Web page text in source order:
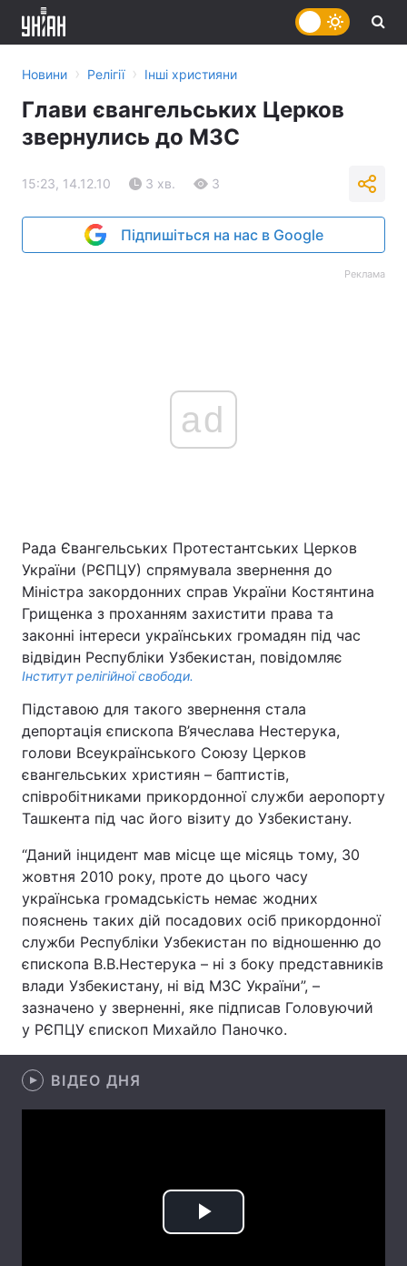
Головна Війна
Україна
Економіка Світ
Спорт Наука
Техно і зв'язок Лайт
Зброя
Новини › Релігії › Інші християни
Глави євангельських Церков
звернулись до МЗС
15:23, 14.12.10 3 хв. 3
Підпишіться на нас в Google
Реклама
ad
Рада Євангельських Протестантських Церков
України (РЄПЦУ) спрямувала звернення до
Міністра закордонних справ України Костянтина
Грищенка з проханням захистити права та
законні інтереси українських громадян під час
відвідин Республіки Узбекистан, повідомляє
Інститут релігійної свободи.
Підставою для такого звернення стала
депортація єпископа В’ячеслава Нестерука,
голови Всеукраїнського Союзу Церков
євангельських християн – баптистів,
співробітниками прикордонної служби аеропорту
Ташкента під час його візиту до Узбекистану.
“Даний інцидент мав місце ще місяць тому, 30
жовтня 2010 року, проте до цього часу
українська громадськість немає жодних
пояснень таких дій посадових осіб прикордонної
служби Республіки Узбекистан по відношенню до
єпископа В.В.Нестерука – ні з боку представників
влади Узбекистану, ні від МЗС України”, –
зазначено у зверненні, яке підписав Головуючий
у РЄПЦУ єпископ Михайло Паночко.
ВІДЕО ДНЯ
Play